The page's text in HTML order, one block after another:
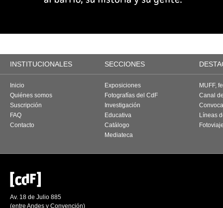
INSTITUCIONALES SECCIONES
Inicio
Quiénes somos
Suscripción
FAQ
Contacto
Exposiciones
Fotografías del CdF
Investigación
Educativa
Catálogo
Mediateca
MUFF,
Canal
Líneas
Av. 18 de Julio 885
(entre Andes y Convención)